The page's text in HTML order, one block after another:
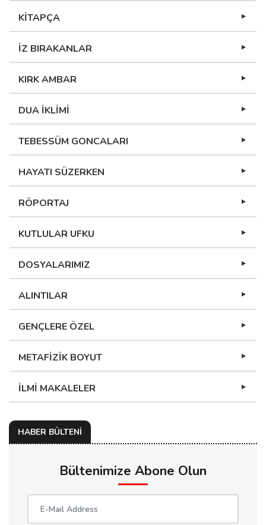
KİTAPÇA
İZ BIRAKANLAR
KIRK AMBAR
DUA İKLİMİ
TEBESSÜM GONCALARI
HAYATI SÜZERKEN
RÖPORTAJ
KUTLULAR UFKU
DOSYALARIMIZ
ALINTILAR
GENÇLERE ÖZEL
METAFİZİK BOYUT
İLMİ MAKALELER
HABER BÜLTENİ
Bültenimize Abone Olun